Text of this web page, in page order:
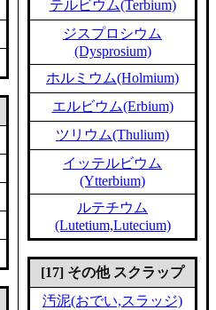
テルビウム(Terbium)
ジスプロシウム
(Dysprosium)
ホルミウム(Holmium)
エルビウム(Erbium)
ツリウム(Thulium)
イッテルビウム
(Ytterbium)
ルテチウム
(Lutetium,Lutecium)
[17] その他 スクラップ
汚泥(おでい,スラッジ)